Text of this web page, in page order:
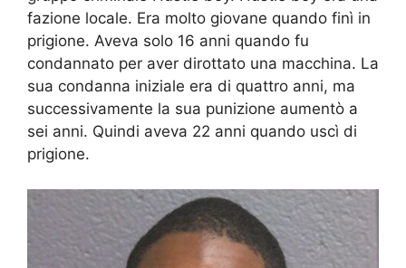
fazione locale. Era molto giovane quando finì in
prigione. Aveva solo 16 anni quando fu
condannato per aver dirottato una macchina. La
sua condanna iniziale era di quattro anni, ma
successivamente la sua punizione aumentò a
sei anni. Quindi aveva 22 anni quando uscì di
prigione.